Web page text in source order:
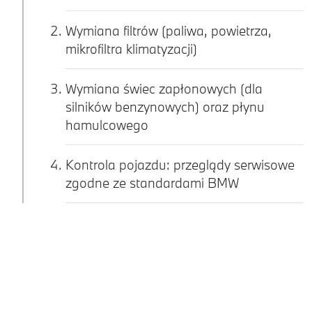
Wymiana filtrów (paliwa, powietrza,
mikrofiltra klimatyzacji)
Wymiana świec zapłonowych (dla
silników benzynowych) oraz płynu
hamulcowego
Kontrola pojazdu: przeglądy serwisowe
zgodne ze standardami BMW